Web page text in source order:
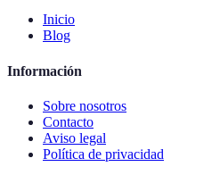
Inicio
Blog
Información
Sobre nosotros
Contacto
Aviso legal
Política de privacidad